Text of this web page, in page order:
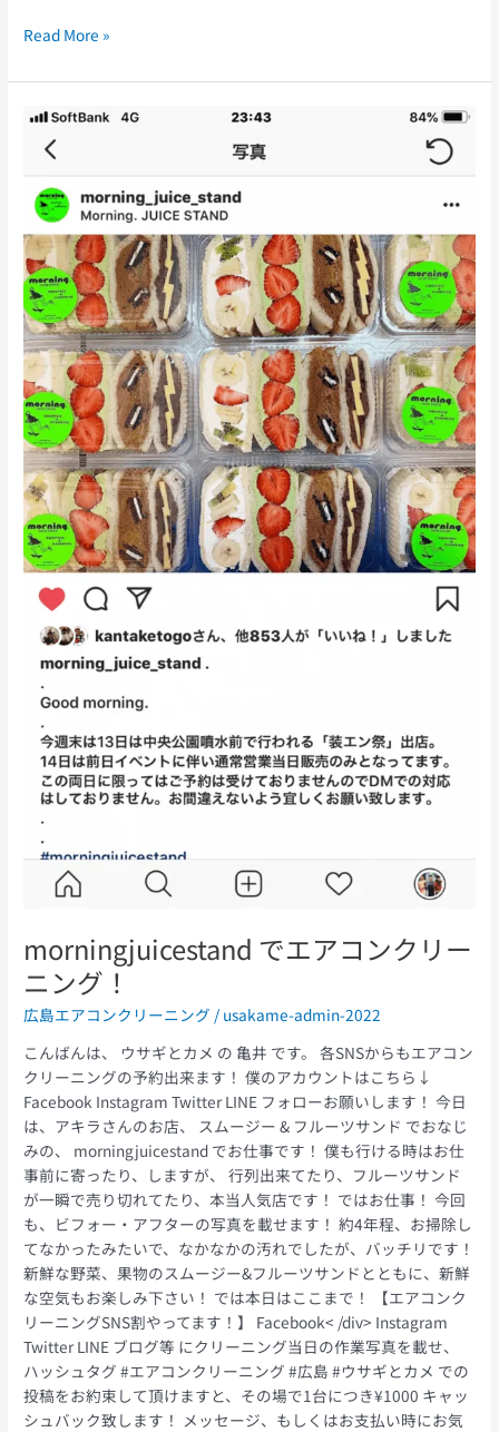
Read More »
morningjuicestand でエアコンクリー
ニング！
広島エアコンクリーニング / usakame-admin-2022
こんばんは、 ウサギとカメ の 亀井 です。 各SNSからもエアコン
クリーニングの予約出来ます！ 僕のアカウントはこちら↓
Facebook Instagram Twitter LINE フォローお願いします！ 今日
は、アキラさんのお店、 スムージー & フルーツサンド でおなじ
みの、 morningjuicestand でお仕事です！ 僕も行ける時はお仕
事前に寄ったり、しますが、 行列出来てたり、フルーツサンド
が一瞬で売り切れてたり、本当人気店です！ ではお仕事！ 今回
も、ビフォー・アフターの写真を載せます！ 約4年程、お掃除し
てなかったみたいで、なかなかの汚れでしたが、バッチリです！
新鮮な野菜、果物のスムージー&フルーツサンドとともに、新鮮
な空気もお楽しみ下さい！ では本日はここまで！ 【エアコンク
リーニングSNS割やってます！】 Facebook< /div> Instagram
Twitter LINE ブログ等 にクリーニング当日の作業写真を載せ、
ハッシュタグ #エアコンクリーニング #広島 #ウサギとカメ での
投稿をお約束して頂けますと、その場で1台につき¥1000 キャッ
シュバック致します！ メッセージ、もしくはお支払い時にお気
morningjuicestand
ア
コ
ン
ク
リ
ー
ニ
ン
グ！